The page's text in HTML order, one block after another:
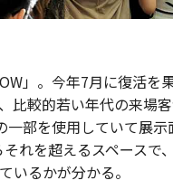
」。今年7月に復活を
較的若い年代の来場
部を使用していて展
れを超えるスペースで
いるかが分かる。